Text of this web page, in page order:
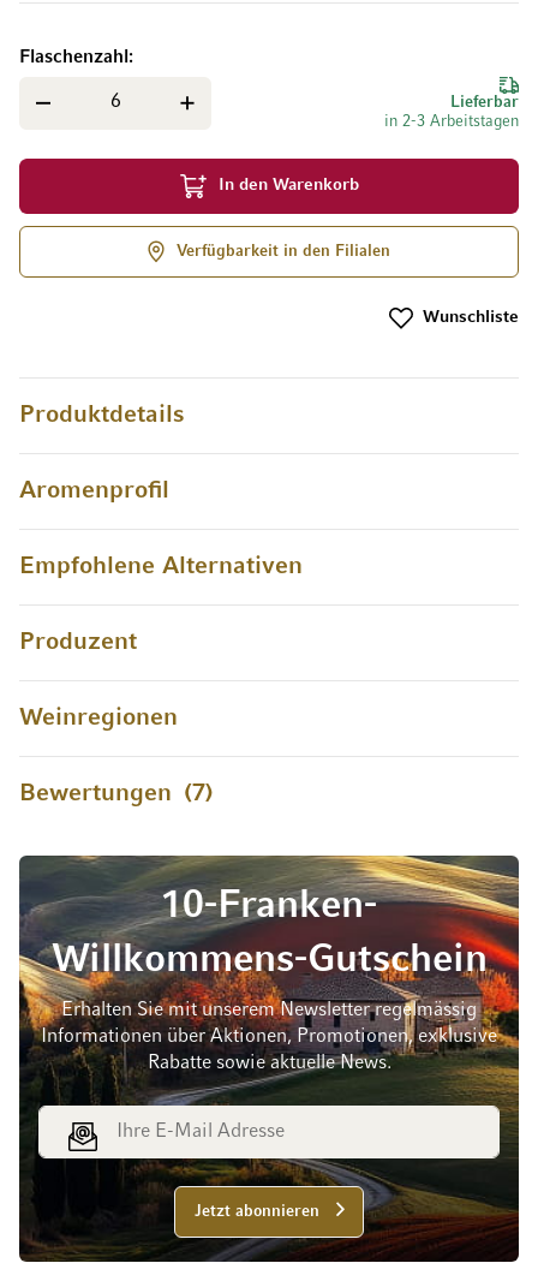
Lieferbar
in 2-3 Arbeitstagen
Flaschenzahl
In den Warenkorb
Verfügbarkeit in den Filialen
Wunschliste
Produktdetails
Aromenprofil
Empfohlene Alternativen
Produzent
Weinregionen
Bewertungen 7
10-Franken-
Willkommens-Gutschein
Erhalten Sie mit unserem Newsletter regelmässig
Informationen über Aktionen, Promotionen, exklusive
Rabatte sowie aktuelle News.
E-Mail Adresse
Jetzt abonnieren